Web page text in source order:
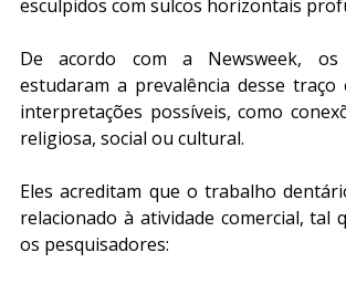
esculpidos com sulcos horizontais
De acordo com a Newsweek, os
estudaram a prevalência desse traço
interpretações possíveis, como
religiosa, social ou cultural.
Eles acreditam que o trabalho
relacionado à atividade comercial, tal
os pesquisadores: